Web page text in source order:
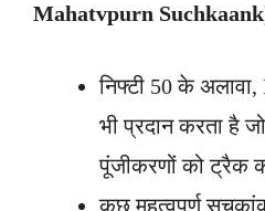
Mahatvpurn
निफ्टी 50 के
भी प्रदान करता है
पूंजीकरणों को ट्रैक
कुछ महत्वपूर्ण